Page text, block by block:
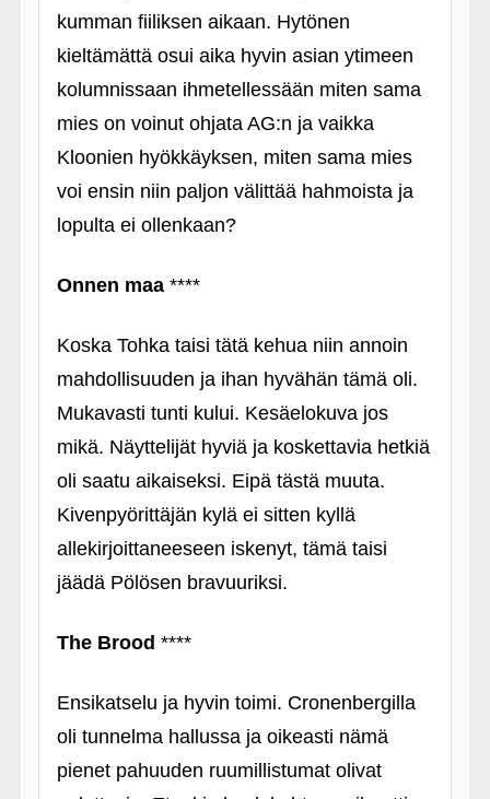
kumman fiiliksen aikaan. Hytönen
kieltämättä osui aika hyvin asian ytimeen
kolumnissaan ihmetellessään miten sama
mies on voinut ohjata AG:n ja vaikka
Kloonien hyökkäyksen, miten sama mies
voi ensin niin paljon välittää hahmoista ja
lopulta ei ollenkaan?
Onnen maa ****
Koska Tohka taisi tätä kehua niin annoin
mahdollisuuden ja ihan hyvähän tämä oli.
Mukavasti tunti kului. Kesäelokuva jos
mikä. Näyttelijät hyviä ja koskettavia hetkiä
oli saatu aikaiseksi. Eipä tästä muuta.
Kivenpyörittäjän kylä ei sitten kyllä
allekirjoittaneeseen iskenyt, tämä taisi
jäädä Pölösen bravuuriksi.
The Brood ****
Ensikatselu ja hyvin toimi. Cronenbergilla
oli tunnelma hallussa ja oikeasti nämä
pienet pahuuden ruumillistumat olivat